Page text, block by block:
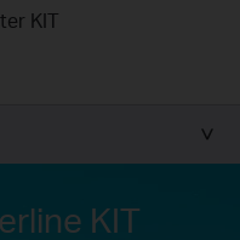
KIT
KIT